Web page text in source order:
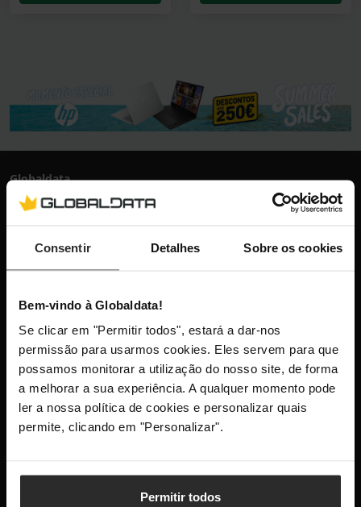
Consentir Detalhes Sobre os cookies
Bem-vindo à Globaldata!
Se clicar em "Permitir todos", estará a dar-nos
permissão para usarmos cookies. Eles servem para que
possamos monitorar a utilização do nosso site, de forma
a melhorar a sua experiência. A qualquer momento pode
ler a nossa política de cookies e personalizar quais
permite, clicando em "Personalizar".
Permitir todos
Globaldata
+351 300 600 520
info@globaldata.pt
Mantenha-me atualizado com as últimas
novidades, lançamentos de produtos e
promoções.